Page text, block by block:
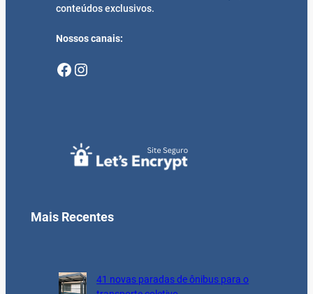
conteúdos exclusivos.
Nossos canais:
Facebook Instagram
Mais Recentes
41 novas paradas de ônibus para o